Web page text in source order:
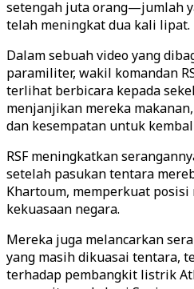
setengah juta orang—jumlah
telah meningkat dua kali lipat.
Dalam sebuah video yang
paramiliter, wakil komandan
terlihat berbicara kepada
menjanjikan mereka
dan kesempatan untuk
RSF meningkatkan
setelah pasukan tentara
Khartoum, memperkuat posisi
kekuasaan negara.
Mereka juga melancarkan
yang masih dikuasai tentara,
terhadap pembangkit listrik